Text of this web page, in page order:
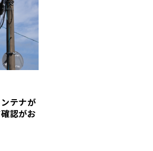
テナが
認がお